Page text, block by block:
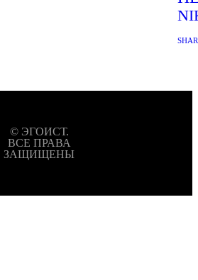
© ЭГОИСТ.
ВСЕ ПРАВА
ЗАЩИЩЕНЫ